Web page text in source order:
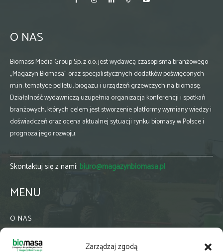
Zarządzaj zgodą
O NAS
Biomass Media Group Sp. z o.o. jest wydawcą czasopisma branżowego
„Magazyn Biomasa” oraz specjalistycznych dodatków poświęconych
m.in. tematyce pelletu, biogazu i urządzeń grzewczych na biomasę.
Działalność wydawniczą uzupełnia organizacja konferencji i spotkań
branżowych, których celem jest stworzenie platformy wymiany wiedzy i
doświadczeń oraz ocena aktualnej sytuacji rynku biomasy w Polsce i
prognoza jego rozwoju.
Skontaktuj się z nami: biuro@magazynbiomasa.pl
MENU
O NAS
WSPÓŁPRACA